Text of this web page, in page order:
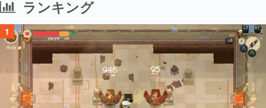
ランキング
1